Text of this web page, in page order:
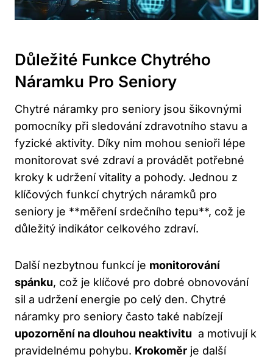
Důležité ‌funkce Chytrého
Náramku Pro Seniory
Chytré náramky​ pro seniory jsou šikovnými
pomocníky ⁢při sledování zdravotního stavu a
⁣fyzické aktivity.⁢ Díky nim mohou senioři lépe
monitorovat své⁣ zdraví a provádět⁣ potřebné
kroky k udržení vitality a pohody. Jednou z
klíčových funkcí chytrých​ náramků pro
seniory je **měření srdečního tepu**, což je‌
důležitý indikátor celkového zdraví.
Další​ nezbytnou funkcí je monitorování
spánku,⁣ což je klíčové pro dobré obnovování
sil⁤ a udržení energie po celý den. Chytré
náramky pro seniory často také nabízejí
upozornění na dlouhou neaktivitu ​ a motivují⁣ k
⁣pravidelnému⁤ pohybu. Krokoměr je další